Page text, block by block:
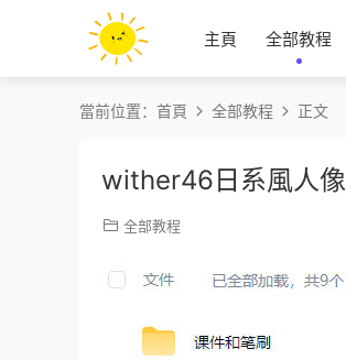
主頁 全部教程
當前位置： 首頁 全部教程 正文
wither46日系風人
全部教程